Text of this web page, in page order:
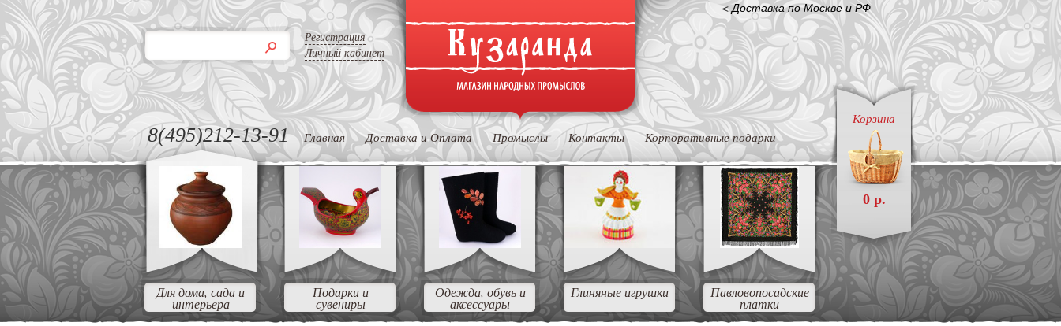
Регистрация
Личный кабинет
<Доставка по Москве и РФ
Корзина
0 р.
8(495)212-13-91 Главная Доставка и Оплата Промыслы Контакты Корпоративные подарки
Для дома, сада и
интерьера
Подарки и
сувениры
Одежда, обувь и
аксессуары
Глиняные игрушки Павловопосадские
платки